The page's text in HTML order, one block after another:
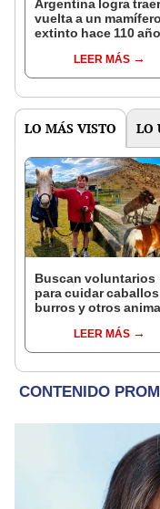
Argentina logra
vuelta a un mamífero
extinto hace 110
regiónLEER MÁS
LO MÁS VISTO LO
Buscan voluntarios
para cuidar
burros y otros
Zelanda: ofrecerán
alojamiento gratis
LEER MÁS